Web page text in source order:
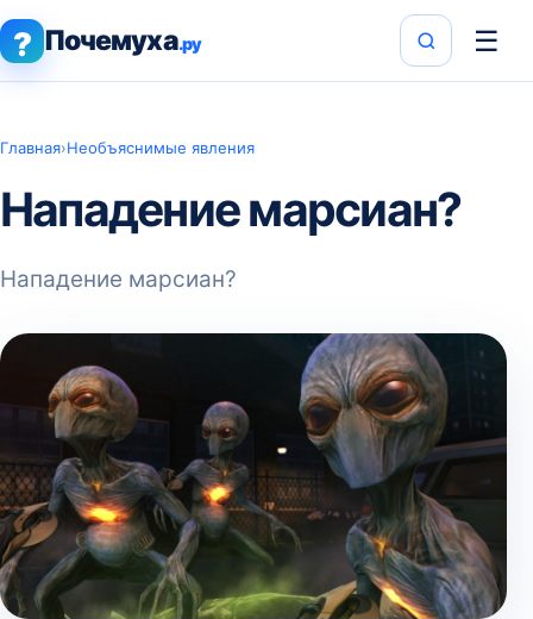
? Почемуха.ру ☰
Главная›Необъяснимые явления
Нападение марсиан?
Нападение марсиан?